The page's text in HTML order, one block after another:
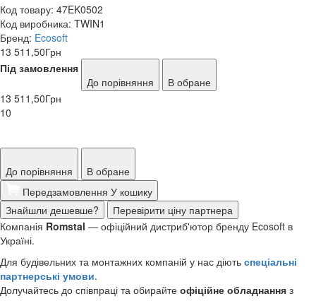
Код товару: 47EK0502
Код виробника: TWIN1
Бренд: Ecosoft
13 511,50Грн
Під замовлення
До порівняння
В обране
13 511,50Грн
10
До порівняння
В обране
Передзамовлення У кошику
Знайшли дешевше?
Перевірити ціну партнера
Компанія Romstal — офіційний дистриб'ютор бренду Ecosoft в
Україні.
Для будівельних та монтажних компаній у нас діють спеціальні
партнерські умови.
Долучайтесь до співпраці та обирайте офіційне обладнання з